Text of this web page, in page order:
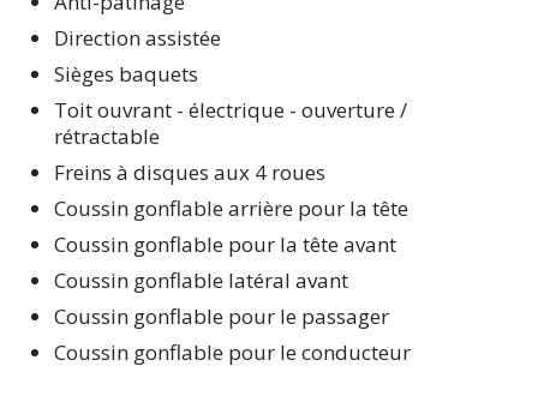
Direction assistée
Sièges baquets
Toit ouvrant - électrique - ouverture /
rétractable
Freins à disques aux 4 roues
Coussin gonflable arrière pour la tête
Coussin gonflable pour la tête avant
Coussin gonflable latéral avant
Coussin gonflable pour le passager
Coussin gonflable pour le conducteur